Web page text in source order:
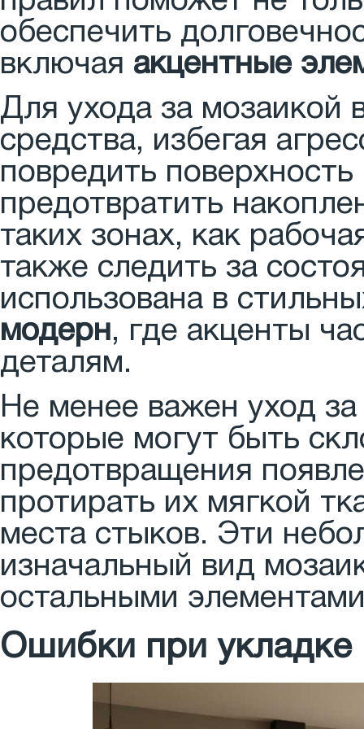
обеспечить
включая акцентные
Для ухода за мозаикой
средства, избегая
повредить
предотвратить
таких зонах, как
также следить за
использована в
модерн, где акценты
деталям.
Не менее важен уход
которые могут быть
предотвращения
протирать их мягкой
места стыков. Эти
изначальный вид
остальными
Ошибки при укладке